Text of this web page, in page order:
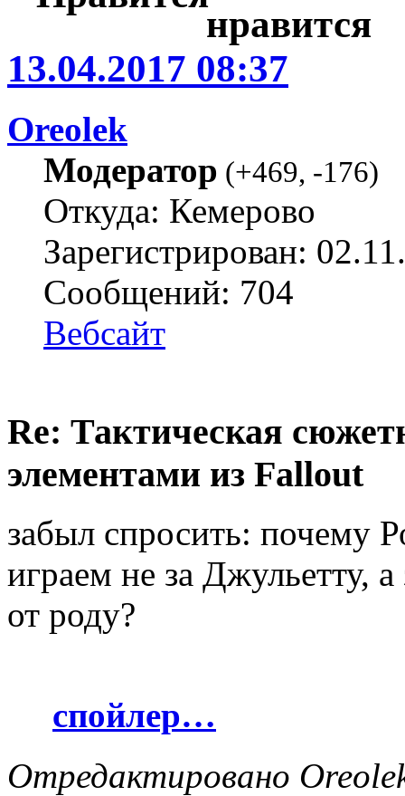
13.04.2017 08:37
Oreolek
Модератор (+469, -176)
Откуда: Кемерово
Зарегистрирован:
Сообщений: 704
Вебсайт
Re: Тактическая
элементами из Fallout
забыл спросить: почему
играем не за Джульетту,
от роду?
спойлер…
Отредактировано